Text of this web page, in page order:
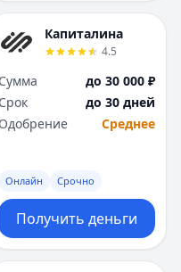
Капиталина
4.5
Сумма
до 30 000 ₽
Срок
до 30 дней
Одобрение
Среднее
Онлайн Срочно
Получить деньги